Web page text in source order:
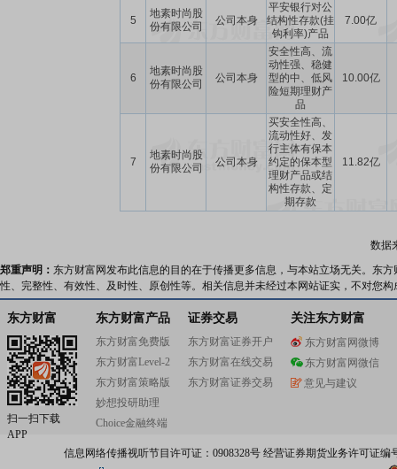
5
地素时尚股
份有限公司
公司本身
平安银行对公
结构性存款(挂
钩利率)产品
7.00亿
6
地素时尚股
份有限公司
公司本身
安全性高、流
动性强、稳健
型的中、低风
险短期理财产
品
10.00亿
7
地素时尚股
份有限公司
公司本身
买安全性高、
流动性好、发
行主体有保本
约定的保本型
理财产品或结
构性存款、定
期存款
11.82亿
数据
郑重声明： 东方财富网发布此信息的目的在于传播更多信息，与本站立场无关。东
性、完整性、有效性、及时性、原创性等。相关信息并未经过本网站证实，不对您
东方财富
扫一扫下载
APP
东方财富产品
东方财富免费版
东方财富Level-2
东方财富策略版
妙想投研助理
Choice金融终端
证券交易
东方财富证券开户
东方财富在线交易
东方财富证券交易
关注东方财富
东方财富网微博
东方财富网微信
意见与建议
信息网络传播视听节目许可证：0908328号 经营证券期货业务许可证编